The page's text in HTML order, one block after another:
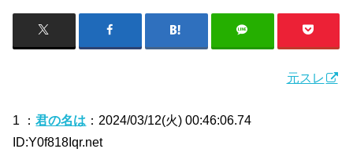
元スレ
1 ：君の名は ：2024/03/12(火) 00:46:06.74
ID:Y0f818Iqr.net